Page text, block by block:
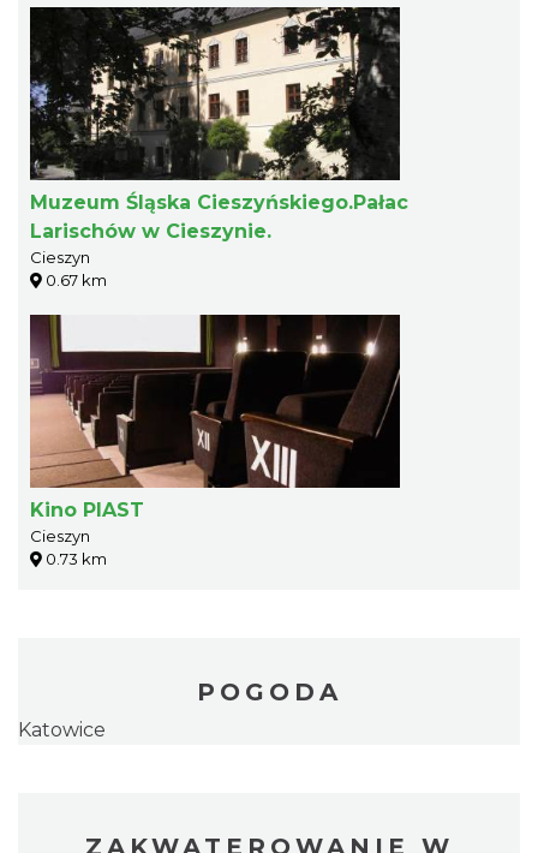
Muzeum Śląska Cieszyńskiego.Pałac
Larischów w Cieszynie.
Cieszyn
0.67 km
Kino PIAST
Cieszyn
0.73 km
POGODA
Katowice
ZAKWATEROWANIE W